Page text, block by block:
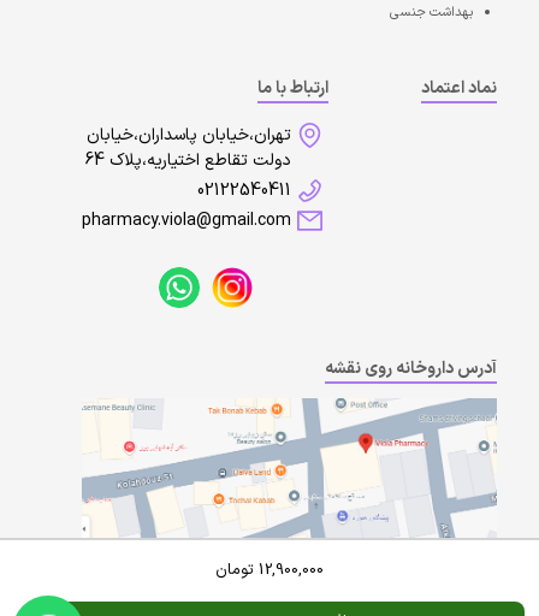
12,900,000 تومان
بهداشت جنسی
نماد اعتماد
ارتباط با ما
تهران،خیابان پاسداران،خیابان
دولت تقاطع اختیاریه،پلاک 64
02122540411
pharmacy.viola@gmail.com
آدرس داروخانه روی نقشه